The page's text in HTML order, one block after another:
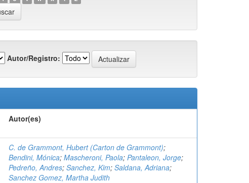
Autor/Registro:
Autor(es)
C. de Grammont, Hubert (Carton de Grammont);
Bendini, Mónica; Mascheroni, Paola; Pantaleon, Jorge;
Pedreño, Andres; Sanchez, Kim; Saldana, Adriana;
Sanchez Gomez, Martha Judith